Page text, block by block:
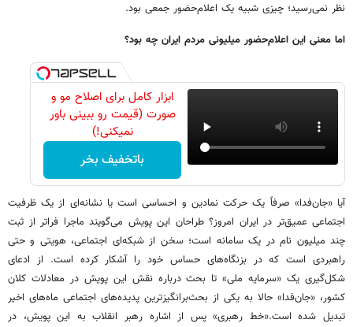
نظر نمی‌رسید؛ چیزی شبیه یک اعلام‌حضور جمعی بود.
اما معنی این اعلام‌حضور میلیونی مردم ایران چه بود؟
ابزار کامل برای اصلاح مو و
صورت (قیمت رو ببینی باور
نمیکنی!)
باتخفیف بخر
آیا «جان‌فدا» صرفاً یک حرکت نمادین و احساسی است یا نشانه‌ای از یک ظرفیت
اجتماعی عمیق‌تر در ایران امروز؟ طراحان این پویش می‌گویند ماجرا فراتر از ثبت
چند میلیون نام در یک سامانه است؛ سخن از شبکه‌ای اجتماعی، هویتی و حتی
راهبردی است که در بزنگاه‌های حساس خود را آشکار کرده است. از ادعای
شکل‌گیری یک «سرمایه ملی» تا بحث درباره نقش این پویش در معادلات کلان
کشور، «جان‌فدا» حالا به یکی از بحث‌برانگیزترین پدیده‌های اجتماعی ماه‌های اخیر
تبدیل شده است.«خط رهبری» پس از اشاره رهبر انقلاب به این پویش، در